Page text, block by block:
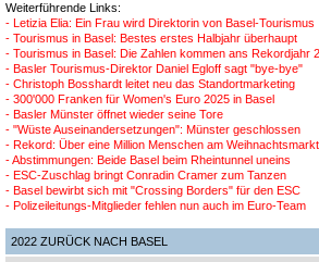
Weiterführende Links:
- Letizia Elia: Ein Frau wird Direktorin von Basel-Tourismus
- Tourismus in Basel: Bestes erstes Halbjahr überhaupt
- Tourismus in Basel: Die Zahlen kommen ans Rekordjahr
- Basler Tourismus-Direktor Daniel Egloff sagt "bye-bye"
- Christoph Bosshardt leitet neu das Standortmarketing
- 300'000 Franken für Women's Euro 2025 in Basel
- Basler Münster öffnet wieder seine Tore
- "Wüste Auseinandersetzungen": Münster geschlossen
- Rekord: Über eine Million Menschen am Weihnachtsmarkt
- Abstimmungen: Beide Basel beim Rheintunnel uneins
- ESC-Zuschlag bringt Conradin Cramer zum Tanzen
- Basel bewirbt sich mit "Crossing Borders" für den ESC
- Polizeileitungs-Mitglieder fehlen nun auch im Euro-Team
2022 ZURÜCK NACH BASEL